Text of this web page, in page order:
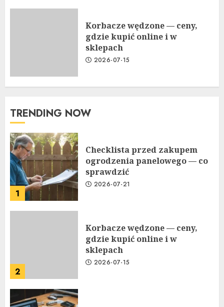
Korbacze wędzone — ceny,
gdzie kupić online i w
sklepach
2026-07-15
TRENDING NOW
1
Checklista przed zakupem
ogrodzenia panelowego — co
sprawdzić
2026-07-21
2
Korbacze wędzone — ceny,
gdzie kupić online i w
sklepach
2026-07-15